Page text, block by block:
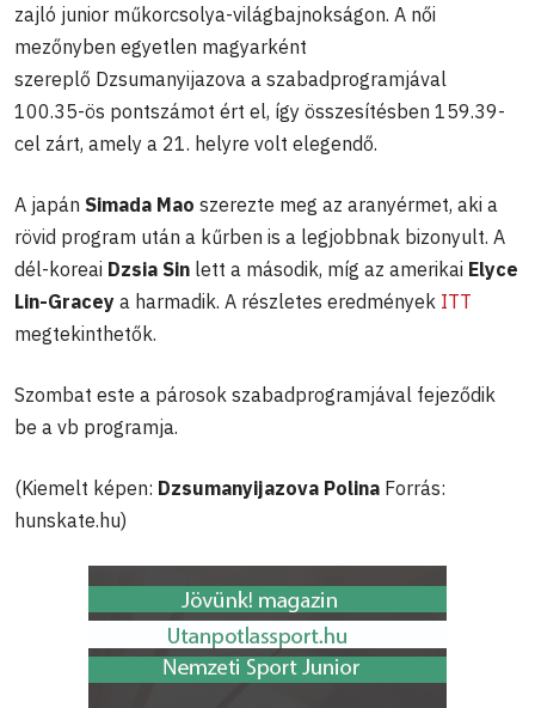
zajló junior műkorcsolya-világbajnokságon. A női
mezőnyben egyetlen magyarként
szereplő Dzsumanyijazova a szabadprogramjával
100.35-ös pontszámot ért el, így összesítésben 159.39-
cel zárt, amely a 21. helyre volt elegendő.
A japán Simada Mao szerezte meg az aranyérmet, aki a
rövid program után a kűrben is a legjobbnak bizonyult. A
dél-koreai Dzsia Sin lett a második, míg az amerikai Elyce
Lin-Gracey a harmadik. A részletes eredmények ITT
megtekinthetők.
Szombat este a párosok szabadprogramjával fejeződik
be a vb programja.
(Kiemelt képen: Dzsumanyijazova Polina Forrás:
hunskate.hu)